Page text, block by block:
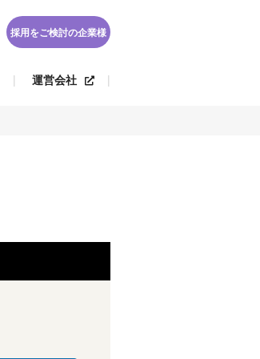
採用をご検討の企業様
運営会社